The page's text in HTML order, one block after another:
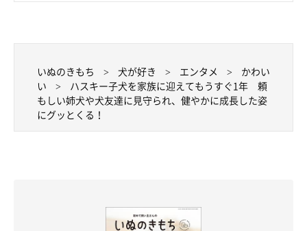
いぬのきもち 犬が好き エンタメ
かわい
い
ハスキー子犬を家族に迎えてもうすぐ1年 頼
もしい姉犬や犬友達に見守られ、健やかに成長した姿
にグッとくる！